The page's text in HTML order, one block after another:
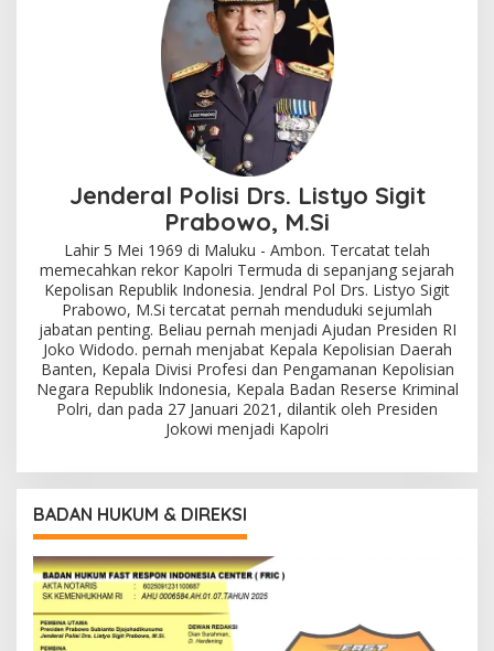
Jenderal Polisi Drs. Listyo Sigit
Prabowo, M.Si
Lahir 5 Mei 1969 di Maluku - Ambon. Tercatat telah
memecahkan rekor Kapolri Termuda di sepanjang sejarah
Kepolisan Republik Indonesia. Jendral Pol Drs. Listyo Sigit
Prabowo, M.Si tercatat pernah menduduki sejumlah
jabatan penting. Beliau pernah menjadi Ajudan Presiden RI
Joko Widodo. pernah menjabat Kepala Kepolisian Daerah
Banten, Kepala Divisi Profesi dan Pengamanan Kepolisian
Negara Republik Indonesia, Kepala Badan Reserse Kriminal
Polri, dan pada 27 Januari 2021, dilantik oleh Presiden
Jokowi menjadi Kapolri
BADAN HUKUM & DIREKSI